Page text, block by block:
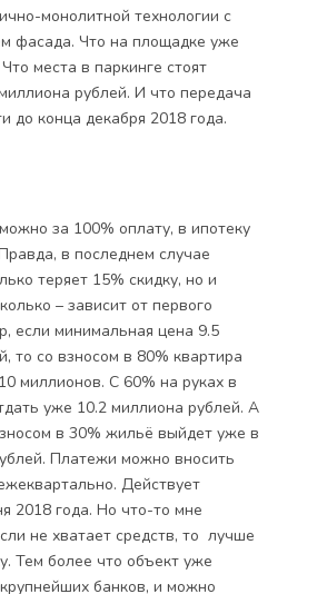
монолитной технологии с
фасада. Что на площадке уже
места в паркинге стоят
рублей. И что передача
до конца декабря 2018 года.
за 100% оплату, в ипотеку
в последнем случае
теряет 15% скидку, но и
– зависит от первого